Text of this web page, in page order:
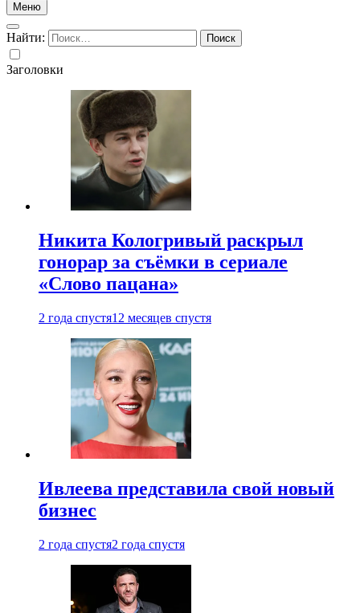
Меню
Найти:
Заголовки
Никита Кологривый раскрыл
гонорар за съёмки в сериале
«Слово пацана»
2 года спустя12 месяцев спустя
Ивлеева представила свой новый
бизнес
2 года спустя2 года спустя